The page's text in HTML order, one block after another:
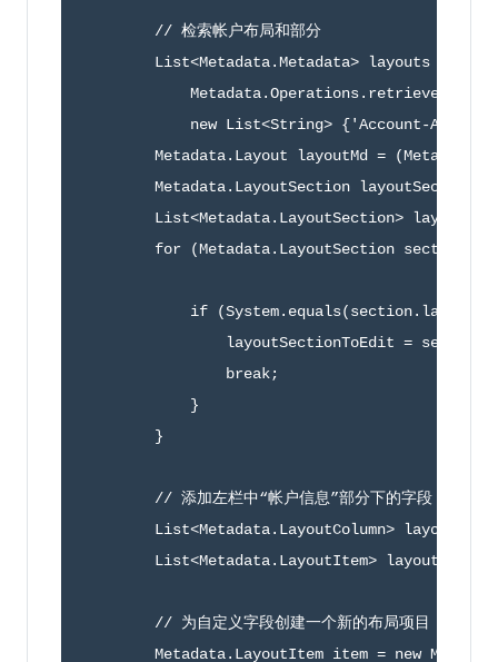
// 检索帐户布局和部分
        List
<Metadata.Metadata> layouts
            Metadata
.Operations. retrieve
new List<String> {'Account-
        Metadata
. Layout layoutMd = (Metadata
        Metadata
. LayoutSection
        List
<Metadata. LayoutSection>
for
(Metadata. LayoutSection section
if (System. equals(section. label
                layoutSectionToEdit
= section
break;
}
}
// 添加左栏中“帐户信息”部分下的字段
        List
<Metadata. LayoutColumn>
        List
<Metadata. LayoutItem> layoutItems
// 为自定义字段创建一个新的布局项目
        Metadata
. LayoutItem item = new